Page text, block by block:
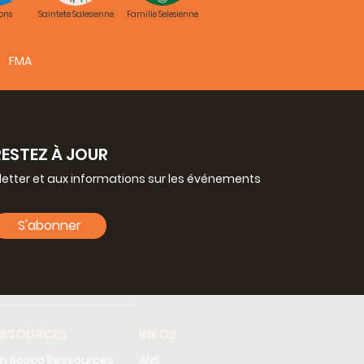
Saintete Salesienne Famille Selesienne
FMA
À JOUR
et aux informations sur les événements
S'abonner